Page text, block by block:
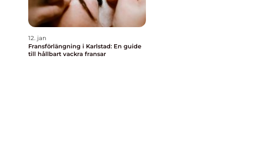
12. jan
Fransförlängning i Karlstad: En guide
till hållbart vackra fransar